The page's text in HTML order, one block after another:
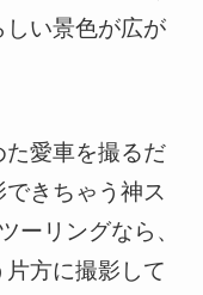
しい景色が広が
愛車を撮るだ
きちゃう神ス
ーリングなら、
方に撮影して